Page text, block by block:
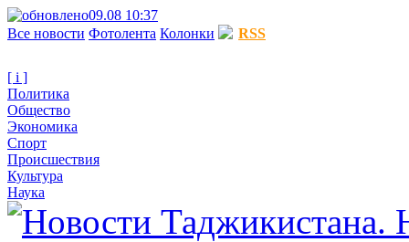
09.08 10:37
Все новости Фотолента Колонки RSS
[ i ]
Политика
Общество
Экономика
Спорт
Происшествия
Культура
Наука